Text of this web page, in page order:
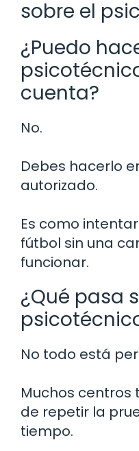
sobre el
¿Puedo
cuenta?
No.
Debes hacerlo
autorizado.
Es como
fútbol sin una
funcionar.
¿Qué pasa
No todo está
Muchos centros
de repetir la
tiempo.